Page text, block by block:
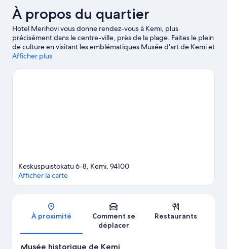
À propos du quartier
Hotel Merihovi vous donne rendez-vous à Kemi, plus
précisément dans le centre-ville, près de la plage. Faites le plein
de culture en visitant les emblématiques Musée d'art de Kemi et
Musée historique de Kemi, ou passez par les sympathiques Port
temps d'un après-midi. Les agréables Expérience de Neige 365
Afficher plus
Carte
Keskuspuistokatu 6-8, Kemi, 94100
Afficher la carte
À proximité
Comment se
déplacer
Restaurants
Musée historique de Kemi